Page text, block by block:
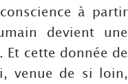
à partir
devient une
Et cette donnée de
venue de si loin,